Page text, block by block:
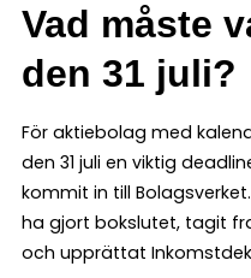
Vad måste
den 31 juli?
För aktiebolag med
den 31 juli en viktig
kommit in till
ha gjort bokslutet, tagit
och upprättat